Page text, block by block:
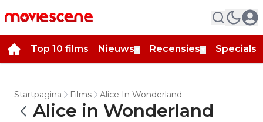
Top 10 films Nieuws Recensies Specials
Startpagina Films Alice In Wonderland
Alice in Wonderland